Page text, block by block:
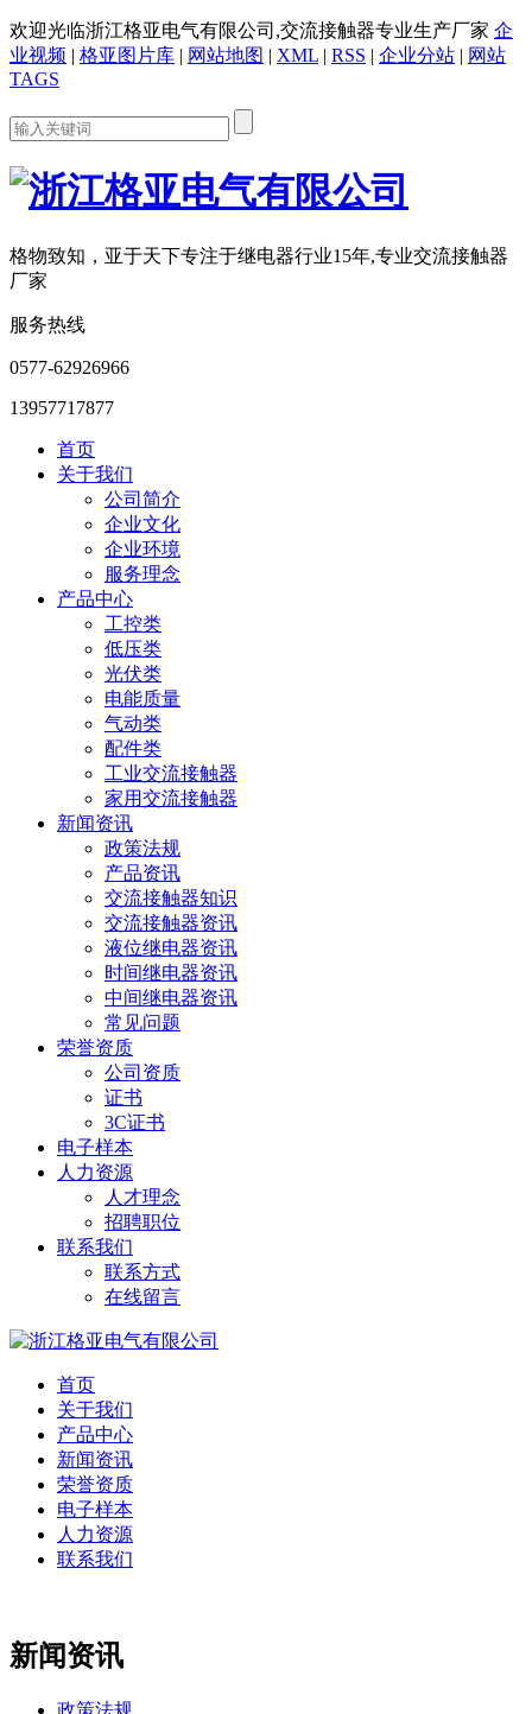
欢迎光临浙江格亚电气有限公司,交流接触器专业生产厂家 企
业视频 | 格亚图片库 | 网站地图 | XML | RSS | 企业分站 | 网站
TAGS
格物致知，亚于天下专注于继电器行业15年,专业交流接触器
厂家
服务热线
0577-62926966
13957717877
首页
关于我们
公司简介
企业文化
企业环境
服务理念
产品中心
工控类
低压类
光伏类
电能质量
气动类
配件类
工业交流接触器
家用交流接触器
新闻资讯
政策法规
产品资讯
交流接触器知识
交流接触器资讯
液位继电器资讯
时间继电器资讯
中间继电器资讯
常见问题
荣誉资质
公司资质
证书
3C证书
电子样本
人力资源
人才理念
招聘职位
联系我们
联系方式
在线留言
首页
关于我们
产品中心
新闻资讯
荣誉资质
电子样本
人力资源
联系我们
新闻资讯
政策法规